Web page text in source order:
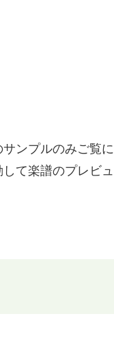
ンプルのみご覧に
て楽譜のプレビュ